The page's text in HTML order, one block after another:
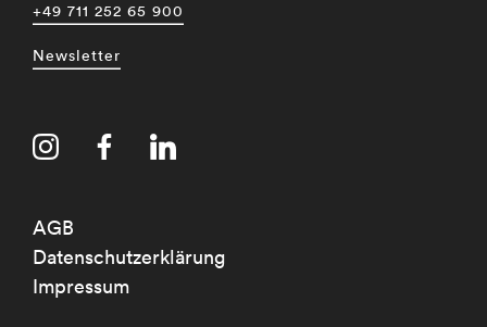
+49 711 252 65 900
Newsletter
AGB
Datenschutzerklärung
Impressum